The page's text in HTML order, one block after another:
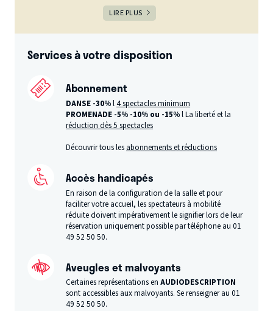
LIRE PLUS
Services à votre disposition
Abonnement
DANSE -30%l4 spectacles minimum
PROMENADE -5% -10% ou -15%l La liberté et la
réduction dès 5 spectacles
Découvrir tous les abonnements et réductions
Accès handicapés
En raison de la configuration de la salle et pour
faciliter votre accueil, les spectateurs à mobilité
réduite doivent impérativement le signifier lors de leur
réservation uniquement possible par téléphone au 01
49 52 50 50.
Aveugles et malvoyants
Certaines représentations enAUDIODESCRIPTION
sont accessibles aux malvoyants. Se renseigner au 01
49 52 50 50.